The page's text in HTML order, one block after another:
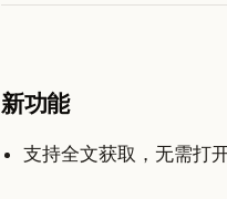
新功能
支持全文获取，无需打